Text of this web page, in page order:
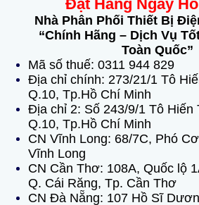
Đặt Hàng Ngay
Nhà Phân Phối Thiết Bị
“Chính Hãng – Dịch Vụ
Toàn Quốc”
Mã số thuế: 0311 944 829
Địa chỉ chính: 273/21/1 Tô
Q.10, Tp.Hồ Chí Minh
Địa chỉ 2: Số 243/9/1 Tô Hiến
Q.10, Tp.Hồ Chí Minh
CN Vĩnh Long: 68/7C, Phó
Vĩnh Long
CN Cần Thơ: 108A, Quốc lộ
Q. Cái Răng, Tp. Cần Thơ
CN Đà Nẵng: 107 Hồ Sĩ